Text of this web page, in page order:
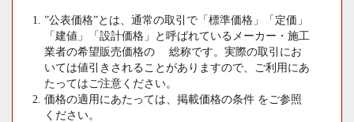
”公表価格”とは、通常の取引で「標準価格」「定価」
「建値」「設計価格」と呼ばれているメーカー・施工
業者の希望販売価格の 総称です。実際の取引にお
いては値引きされることがありますので、ご利用にあ
たってはご注意ください。
価格の適用にあたっては、掲載価格の条件 をご参照
ください。